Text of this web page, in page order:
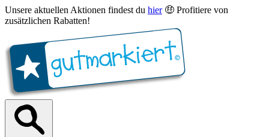
Unsere aktuellen Aktionen findest du hier🤑 Profitiere von
zusätzlichen Rabatten!